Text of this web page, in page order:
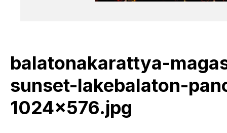
balatonakarattya-
sunset-lakebalaton-
1024×576.jpg